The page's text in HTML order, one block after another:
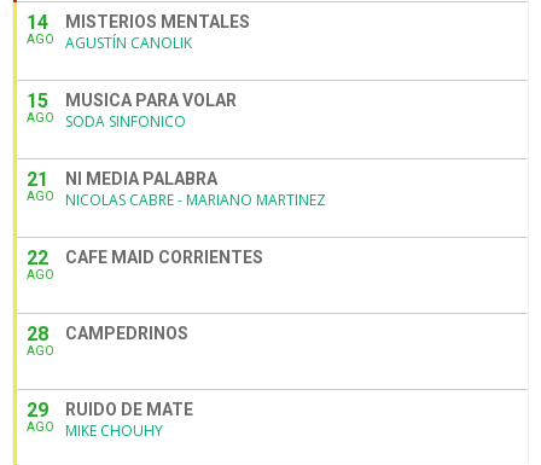
14
AGO
MISTERIOS MENTALES
AGUSTÍN CANOLIK
15
AGO
MUSICA PARA VOLAR
SODA SINFONICO
21
AGO
NI MEDIA PALABRA
NICOLAS CABRE - MARIANO MARTINEZ
22
AGO
CAFE MAID CORRIENTES
28
AGO
CAMPEDRINOS
29
AGO
RUIDO DE MATE
MIKE CHOUHY